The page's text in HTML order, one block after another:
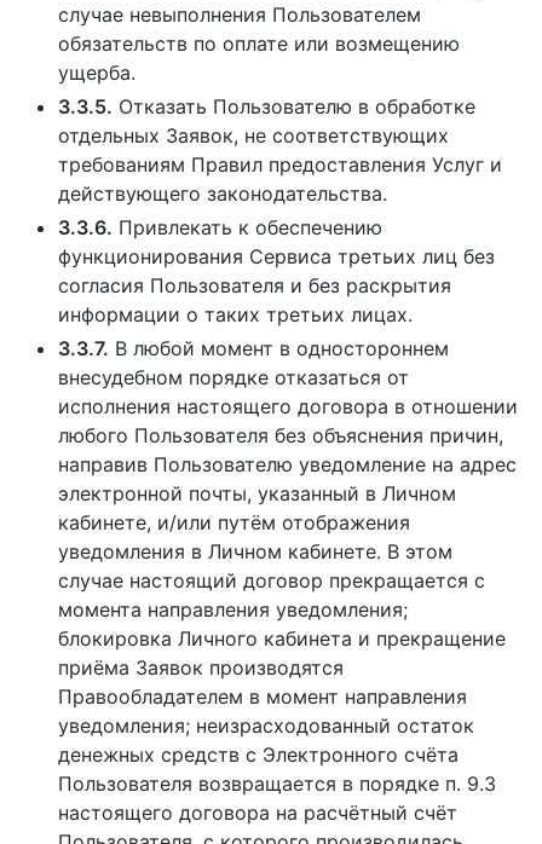
случае невыполнения Пользователем
обязательств по оплате или возмещению
ущерба.
3.3.5. Отказать Пользователю в обработке
отдельных Заявок, не соответствующих
требованиям Правил предоставления Услуг и
действующего законодательства.
3.3.6. Привлекать к обеспечению
функционирования Сервиса третьих лиц без
согласия Пользователя и без раскрытия
информации о таких третьих лицах.
3.3.7. В любой момент в одностороннем
внесудебном порядке отказаться от
исполнения настоящего договора в отношении
любого Пользователя без объяснения причин,
направив Пользователю уведомление на адрес
электронной почты, указанный в Личном
кабинете, и/или путём отображения
уведомления в Личном кабинете. В этом
случае настоящий договор прекращается с
момента направления уведомления;
блокировка Личного кабинета и прекращение
приёма Заявок производятся
Правообладателем в момент направления
уведомления; неизрасходованный остаток
денежных средств с Электронного счёта
Пользователя возвращается в порядке п. 9.3
настоящего договора на расчётный счёт